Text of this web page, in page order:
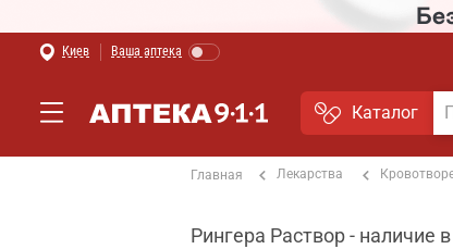
Киев Ваша аптека
Каталог
Главная Лекарства
Рингера Раствор - наличие